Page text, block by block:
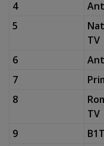
4
5
TV
6
7
8
TV
9